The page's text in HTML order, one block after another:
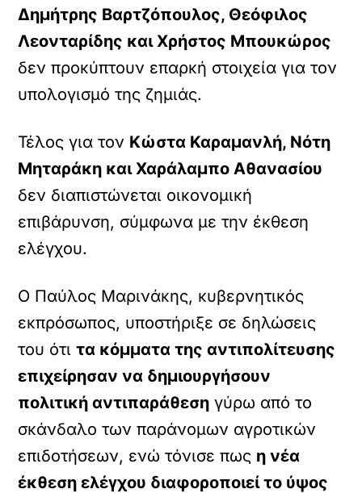
Δημήτρης Βαρτζόπουλος, Θεόφιλος
Λεονταρίδης και Χρήστος Μπουκώρος
δεν προκύπτουν επαρκή στοιχεία για τον
υπολογισμό της ζημιάς.
Τέλος για τον Κώστα Καραμανλή, Νότη
Μηταράκη και Χαράλαμπο Αθανασίου
δεν διαπιστώνεται οικονομική
επιβάρυνση, σύμφωνα με την έκθεση
ελέγχου.
Ο Παύλος Μαρινάκης, κυβερνητικός
εκπρόσωπος, υποστήριξε σε δηλώσεις
του ότιτα κόμματα της αντιπολίτευσης
επιχείρησαν να δημιουργήσουν
πολιτική αντιπαράθεση γύρω από το
σκάνδαλο των παράνομων αγροτικών
επιδοτήσεων, ενώ τόνισε πως η νέα
έκθεση ελέγχου διαφοροποιεί το ύψος